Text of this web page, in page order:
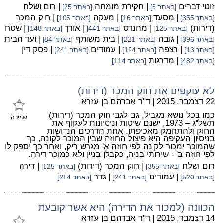
זוטי דברים [באתר 6] | חקירת מומחה [באתר 25] | רום ושלח
[באתר 355] | מסעד [באתר 16] | מעקה [באתר 105]
| חוק המכר
(דירות) [באתר 125] | מהנדס [באתר 441] | אורך [באתר 148] | שטח
[באתר 396] | גובה [באתר 221] | בית משותף [באתר 84] | ועד הבית
[באתר 13] | רצפה [באתר 124] | עמודים [באתר 241] | פסק דין
[באתר 482] | מדרגות [באתר 114]
לא עוקפים את חוק המכר (דירות)
שמירה
22 דצמבר, 2015 | ד"ר אברהם בן עזרא
כמו בכל נושא מגביל, גם לגבי חוק המכר (דירות)
תשל"ג – 1973, ישנם שיטות וניסיונות לעקוף את
החוק ולהתחמק מאכיפתו. אחת הדרכים הנדושות
בניסיון העקיפה היא פיצול החוזה שבין המוכר לקונה, כך
שהמוכר ימכור לקונה לפי חוזה א' מגרש ריק, ואחר כך יספק לו
לפי חוזה ב' - שירותי בניה, כקבלן בניין ולא כמוכר דירה.
רום ושלח [באתר 355] | חוק המכר (דירות) [באתר 125] | דירה
[באתר 520] | עמודים [באתר 241] | גדר [באתר 284]
הכוונה (למכור את הדירה) היא אשר קובעת
14 דצמבר, 2015 | ד"ר אברהם בן עזרא